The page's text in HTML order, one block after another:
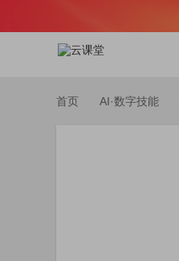
首页 AI·数字技能